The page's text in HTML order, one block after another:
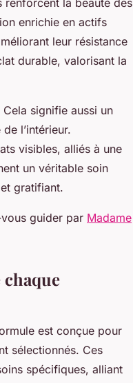
enrichie en actifs
leur résistance
durable, valorisant la
signifie aussi un
l’intérieur.
visibles, alliés à une
un véritable soin
gratifiant.
guider par Madame
est conçue pour
sélectionnés. Ces
spécifiques, alliant